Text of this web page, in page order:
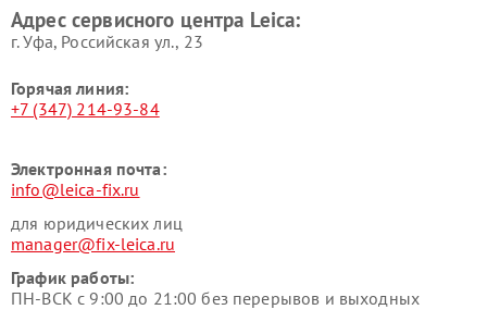
Адрес сервисного центра Leica:
г. Уфа, Российская ул., 23
Горячая линия:
+7 (347) 214-93-84
Электронная почта:
info@leica-fix.ru
для юридических лиц
manager@fix-leica.ru
График работы:
ПН-ВСК с 9:00 до 21:00 без перерывов и выходных